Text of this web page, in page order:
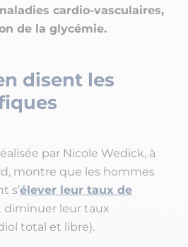
cardio-vasculaires,
de la glycémie.
disent les
par Nicole Wedick, à
montre que les hommes
s’élever leur taux de
diminuer leur taux
total et libre).